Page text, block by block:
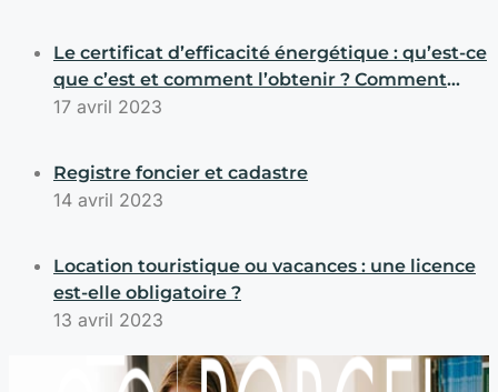
Le certificat d’efficacité énergétique : qu’est-ce
que c’est et comment l’obtenir ? Comment
savoir si mon immeuble possède un certificat
17 avril 2023
Registre foncier et cadastre
14 avril 2023
Location touristique ou vacances : une licence
est-elle obligatoire ?
13 avril 2023